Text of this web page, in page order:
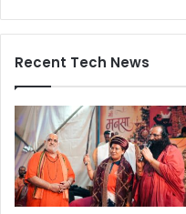
Recent Tech News